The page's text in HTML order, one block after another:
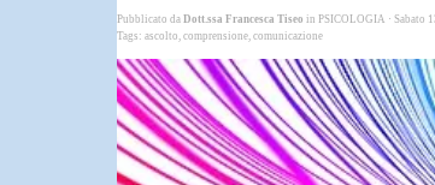
Pubblicato da Dott.ssa Francesca Tiseo in PSICOLOGIA · Sabato
Tags: ascolto, comprensione, comunicazione